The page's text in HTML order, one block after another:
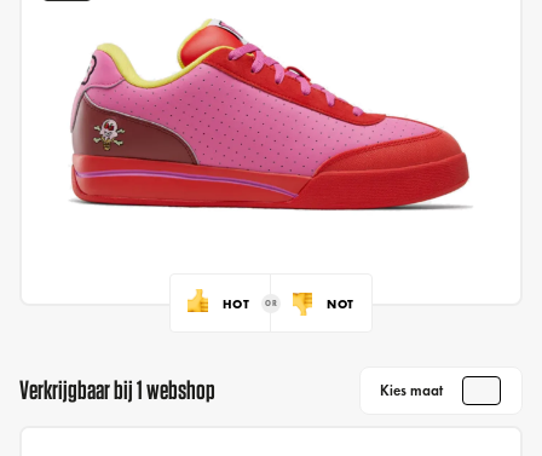
HOT NOT
Verkrijgbaar bij 1 webshop Kies maat